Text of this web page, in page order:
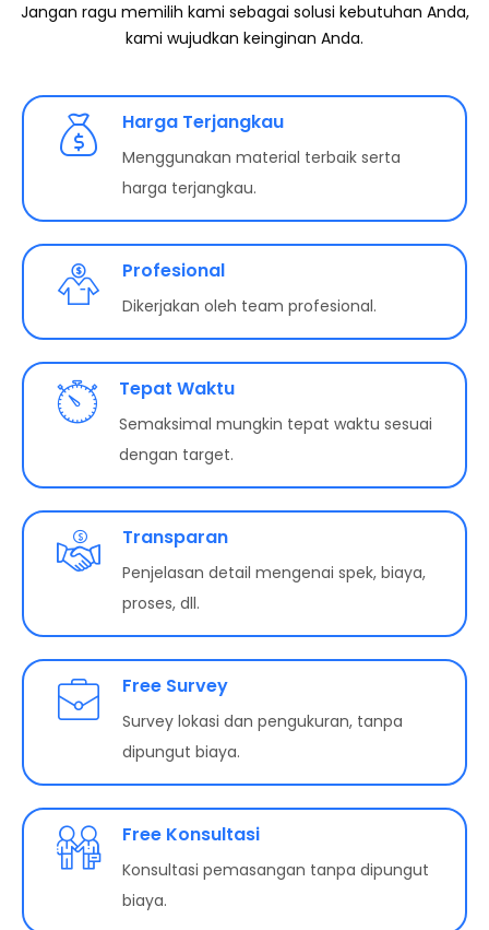
Jangan ragu memilih kami sebagai solusi kebutuhan Anda,
kami wujudkan keinginan Anda.
Harga Terjangkau
Menggunakan material terbaik serta
harga terjangkau.
Profesional
Dikerjakan oleh team profesional.
Tepat Waktu
Semaksimal mungkin tepat waktu sesuai
dengan target.
Transparan
Penjelasan detail mengenai spek, biaya,
proses, dll.
Free Survey
Survey lokasi dan pengukuran, tanpa
dipungut biaya.
Free Konsultasi
Konsultasi pemasangan tanpa dipungut
biaya.